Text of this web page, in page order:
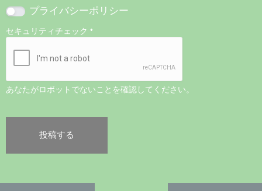
プライバシーポリシー
セキュリティチェック *
あなたがロボットでないことを確認してください。